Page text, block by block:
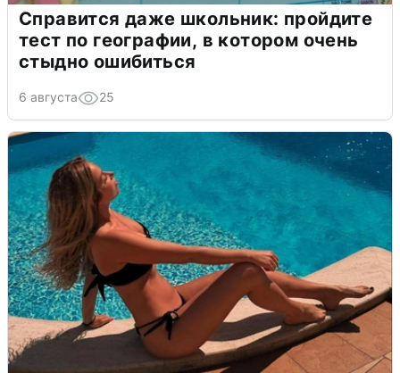
Справится даже школьник: пройдите
тест по географии, в котором очень
стыдно ошибиться
6 августа 25